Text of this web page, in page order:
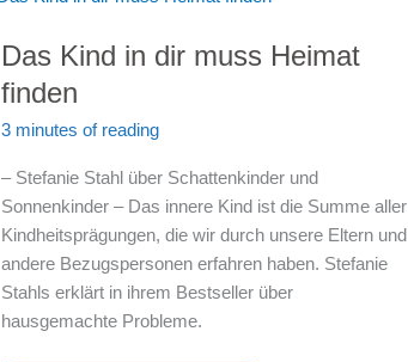
Das Kind in dir muss Heimat
finden
3 minutes of reading
– Stefanie Stahl über Schattenkinder und
Sonnenkinder – Das innere Kind ist die Summe aller
Kindheitsprägungen, die wir durch unsere Eltern und
andere Bezugspersonen erfahren haben. Stefanie
Stahls erklärt in ihrem Bestseller über
hausgemachte Probleme.